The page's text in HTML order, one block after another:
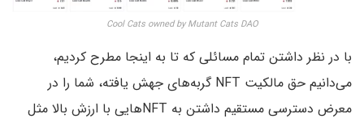
Cool Cats owned by Mutant Cats DAO
با در نظر داشتن تمام مسائلی که تا به اینجا مطرح کردیم،
می‌دانیم حق مالکیت NFT گربه‌های جهش یافته‌، شما را در
معرض دسترسی مستقیم داشتن به NFT‌‌هایی با ارزش بالا مثل